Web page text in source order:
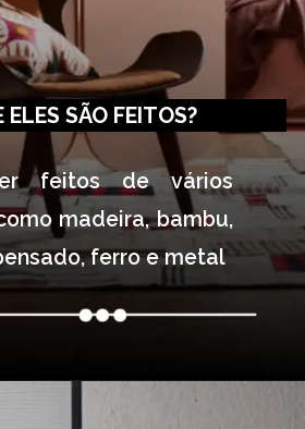
feitos de vários
madeira, bambu,
ferro e metal
ELES SÃO FEITOS?